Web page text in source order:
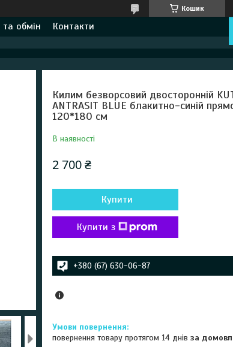
Кошик
обмін Контакти
Килим безворсовий двосторонній
ANTRASIT BLUE блакитно-синій
120*180 см
В наявності
2 700 ₴
Купити
Купити з
+380 (67) 630-06-87
повернення товару протягом 14 днівза